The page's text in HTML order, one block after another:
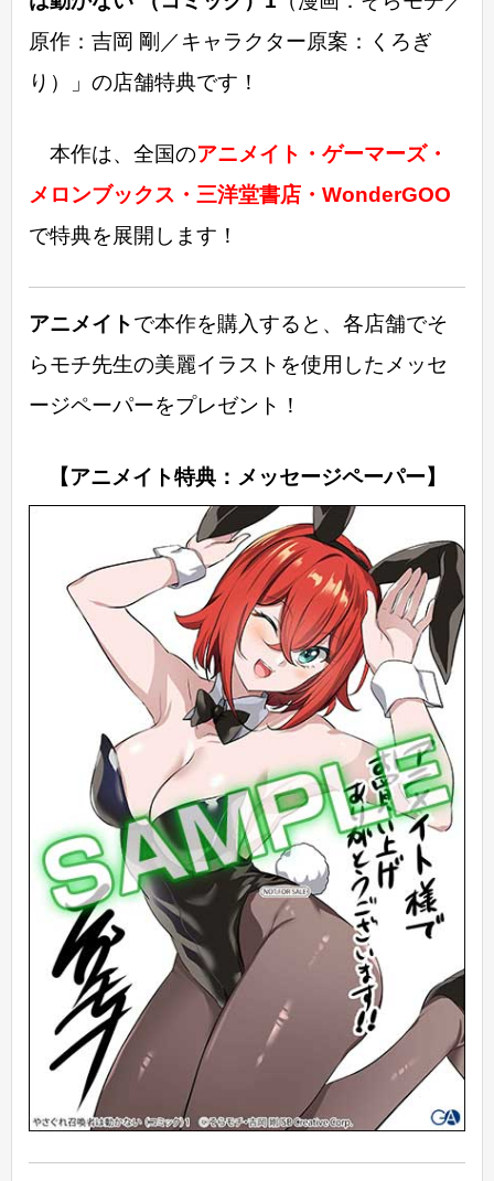
原作：吉岡 剛／キャラクター原案：くろぎ
り）」の店舗特典です！
本作は、全国のアニメイト・ゲーマーズ・
メロンブックス・三洋堂書店・WonderGOO
で特典を展開します！
アニメイトで本作を購入すると、各店舗でそ
らモチ先生の美麗イラストを使用したメッセ
ージペーパーをプレゼント！
【アニメイト特典：メッセージペーパー】